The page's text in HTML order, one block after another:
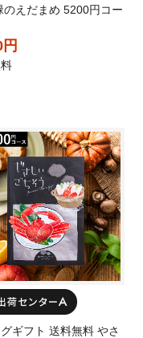
のえだまめ 5200円コー
ギフト 送料無料 やさ